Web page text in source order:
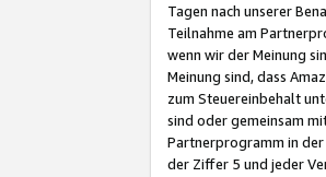
Tagen nach unserer
Teilnahme am
wenn wir der Meinung
Meinung sind, dass
zum Steuereinbehalt
sind oder gemeinsam
Partnerprogramm in der
der Ziffer 5 und jeder